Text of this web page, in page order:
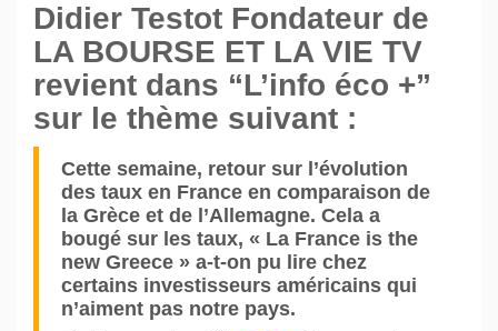
Didier Testot Fondateur de
LA BOURSE ET LA VIE TV
revient dans “L’info éco +”
sur le thème suivant :
Cette semaine, retour sur l’évolution
des taux en France en comparaison de
la Grèce et de l’Allemagne. Cela a
bougé sur les taux, « La France is the
new Greece » a-t-on pu lire chez
certains investisseurs américains qui
n’aiment pas notre pays.